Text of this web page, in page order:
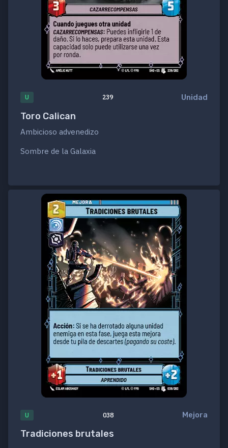
U 239 Unidad
Toro Calican
Ambicioso advenedizo
Sombre de la Galaxia
U 038 Mejora
Tradiciones brutales